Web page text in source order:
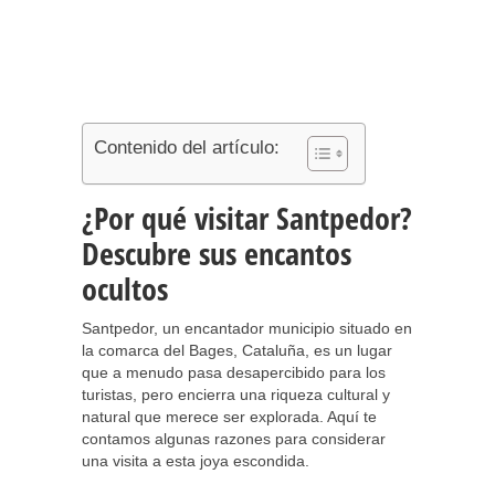
Contenido del artículo:
¿Por qué visitar Santpedor?
Descubre sus encantos
ocultos
Santpedor, un encantador municipio situado en
la comarca del Bages, Cataluña, es un lugar
que a menudo pasa desapercibido para los
turistas, pero encierra una riqueza cultural y
natural que merece ser explorada. Aquí te
contamos algunas razones para considerar
una visita a esta joya escondida.